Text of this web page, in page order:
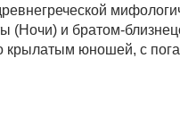
(Ночи) и братом-
крылатым юношей, с